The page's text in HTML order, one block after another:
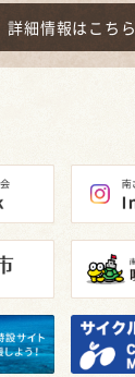
詳細情報はこちら